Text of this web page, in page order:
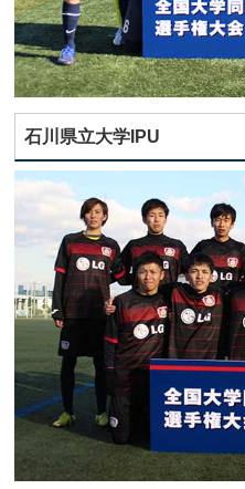
石川県立大学IPU